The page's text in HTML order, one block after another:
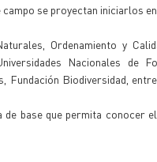
se proyectan iniciarlos
Ordenamiento y
Nacionales de
Fundación Biodiversidad,
base que permita